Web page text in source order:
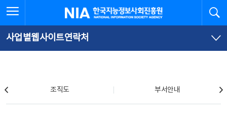
문
로
가
체
뉴
바
가
한국지능정보사회진흥원
사업별웹사이트연락처
조직도 부서안내